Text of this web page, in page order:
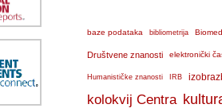
baze podataka bibliometrija
Društvene znanosti elektronički
Humanističke znanosti IRB
kolokvij Centra